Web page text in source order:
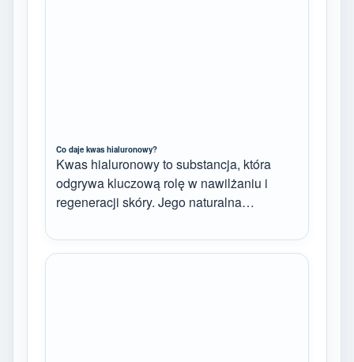
Co daje kwas hialuronowy?
Kwas hialuronowy to substancja, która
odgrywa kluczową rolę w nawilżaniu i
regeneracji skóry. Jego naturalna…